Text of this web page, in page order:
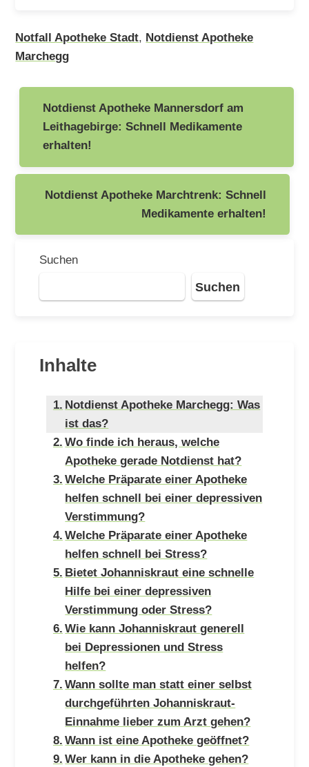
Notfall Apotheke Stadt, Notdienst Apotheke
Marchegg
Beitragsnavigation
Notdienst Apotheke Mannersdorf am
Leithagebirge: Schnell Medikamente
erhalten!
Notdienst Apotheke Marchtrenk: Schnell
Medikamente erhalten!
Suchen
Suchen
Inhalte
Notdienst Apotheke Marchegg: Was
ist das?
Wo finde ich heraus, welche
Apotheke gerade Notdienst hat?
Welche Präparate einer Apotheke
helfen schnell bei einer depressiven
Verstimmung?
Welche Präparate einer Apotheke
helfen schnell bei Stress?
Bietet Johanniskraut eine schnelle
Hilfe bei einer depressiven
Verstimmung oder Stress?
Wie kann Johanniskraut generell
bei Depressionen und Stress
helfen?
Wann sollte man statt einer selbst
durchgeführten Johanniskraut-
Einnahme lieber zum Arzt gehen?
Wann ist eine Apotheke geöffnet?
Wer kann in die Apotheke gehen?